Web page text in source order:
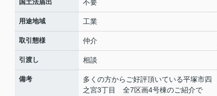
国土法届出 不要
用途地域 工業
取引態様 仲介
引渡し 相談
備考
多くの方からご好評頂いている平塚市四
之宮3丁目 全7区画4号棟のご紹介で